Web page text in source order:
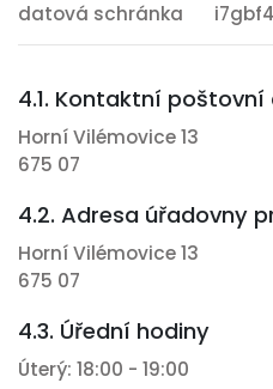
datová schránka
4.1. Kontaktní poštovní
Horní Vilémovice 13
675 07
4.2. Adresa úřadovny
Horní Vilémovice 13
675 07
4.3. Úřední hodiny
Úterý: 18:00 - 19:00